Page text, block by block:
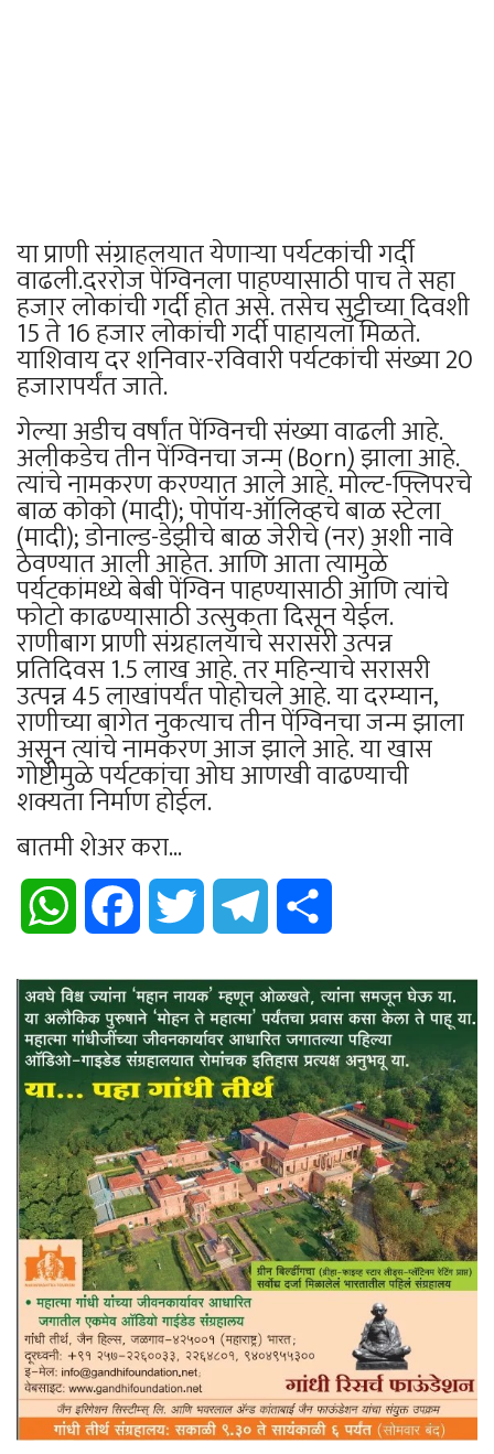
या प्राणी संग्राहलयात येणाऱ्या पर्यटकांची गर्दी
वाढली.दररोज पेंग्विनला पाहण्यासाठी पाच ते सहा
हजार लोकांची गर्दी होत असे. तसेच सुट्टीच्या दिवशी
15 ते 16 हजार लोकांची गर्दी पाहायला मिळते.
याशिवाय दर शनिवार-रविवारी पर्यटकांची संख्या 20
हजारापर्यंत जाते.
गेल्या अडीच वर्षांत पेंग्विनची संख्या वाढली आहे.
अलीकडेच तीन पेंग्विनचा जन्म (Born) झाला आहे.
त्यांचे नामकरण करण्यात आले आहे. मोल्ट-फ्लिपरचे
बाळ कोको (मादी); पोपॉय-ऑलिव्हचे बाळ स्टेला
(मादी); डोनाल्ड-डेझीचे बाळ जेरीचे (नर) अशी नावे
ठेवण्यात आली आहेत. आणि आता त्यामुळे
पर्यटकांमध्ये बेबी पेंग्विन पाहण्यासाठी आणि त्यांचे
फोटो काढण्यासाठी उत्सुकता दिसून येईल.
राणीबाग प्राणी संग्रहालयाचे सरासरी उत्पन्न
प्रतिदिवस 1.5 लाख आहे. तर महिन्याचे सरासरी
उत्पन्न 45 लाखांपर्यंत पोहोचले आहे. या दरम्यान,
राणीच्या बागेत नुकत्याच तीन पेंग्विनचा जन्म झाला
असून त्यांचे नामकरण आज झाले आहे. या खास
गोष्टीमुळे पर्यटकांचा ओघ आणखी वाढण्याची
शक्यता निर्माण होईल.
बातमी शेअर करा...
WhatsApp Facebook Twitter Telegram